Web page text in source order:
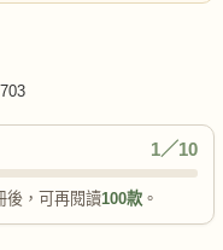
1／10
後，可再閱讀100款 。